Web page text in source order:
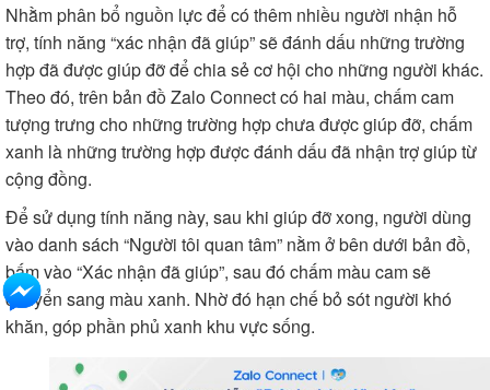
Nhằm phân bổ nguồn lực để có thêm nhiều người nhận hỗ
trợ, tính năng “xác nhận đã giúp” sẽ đánh dấu những trường
hợp đã được giúp đỡ để chia sẻ cơ hội cho những người khác.
Theo đó, trên bản đồ Zalo Connect có hai màu, chấm cam
tượng trưng cho những trường hợp chưa được giúp đỡ, chấm
xanh là những trường hợp được đánh dấu đã nhận trợ giúp từ
cộng đồng.
Để sử dụng tính năng này, sau khi giúp đỡ xong, người dùng
vào danh sách “Người tôi quan tâm” nằm ở bên dưới bản đồ,
bấm vào “Xác nhận đã giúp”, sau đó chấm màu cam sẽ
chuyển sang màu xanh. Nhờ đó hạn chế bỏ sót người khó
khăn, góp phần phủ xanh khu vực sống.